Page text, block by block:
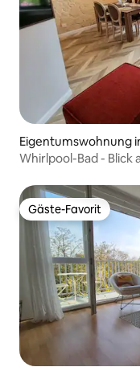
Eigentumswohnung
Whirlpool-Bad - Blick
Gäste-Favorit
Gäste-Favorit